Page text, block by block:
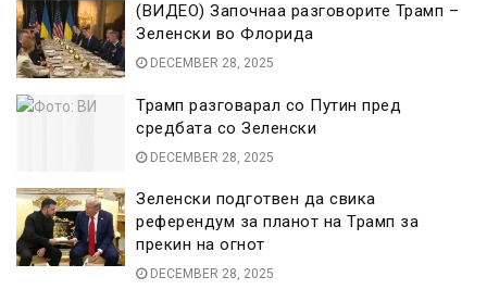
(ВИДЕО) Започнаа разговорите Трамп –
Зеленски во Флорида
DECEMBER 28, 2025
Трамп разговарал со Путин пред
средбата со Зеленски
DECEMBER 28, 2025
Зеленски подготвен да свика
референдум за планот на Трамп за
прекин на огнот
DECEMBER 28, 2025